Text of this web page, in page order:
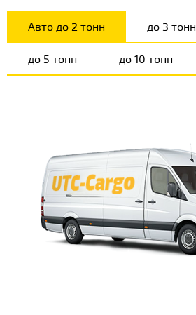
Авто до 2 тонн до 3 тонн
до 5 тонн до 10 тонн